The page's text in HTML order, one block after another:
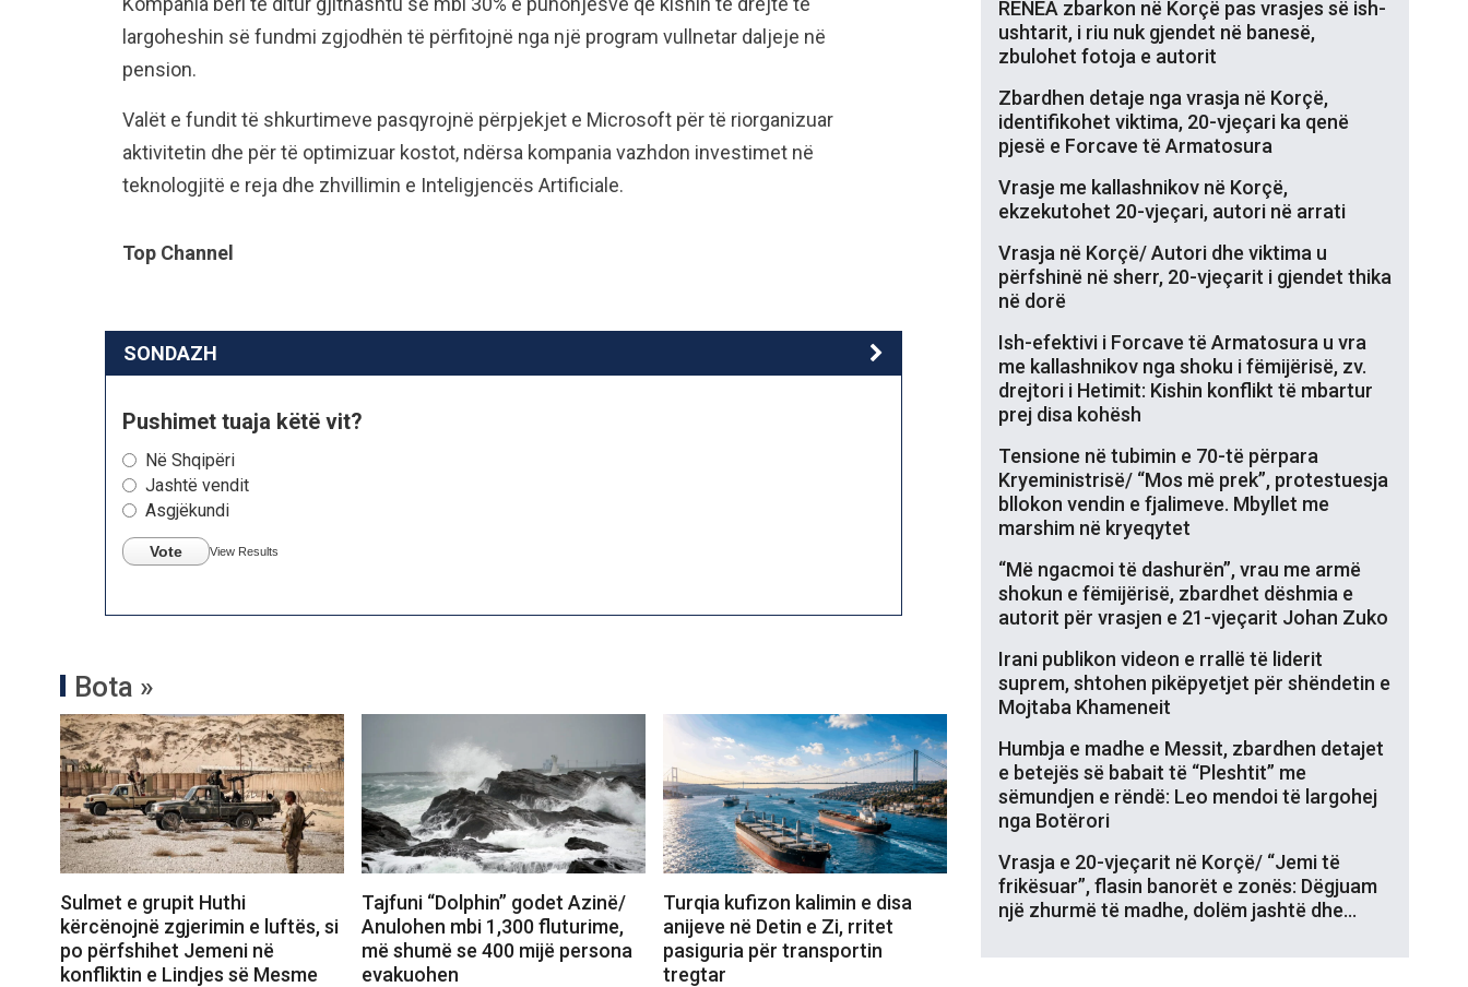
largoheshin së fundmi zgjodhën të përfitojnë nga një program vullnetar daljeje në
pension.
Valët e fundit të shkurtimeve pasqyrojnë përpjekjet e Microsoft për të riorganizuar
aktivitetin dhe për të optimizuar kostot, ndërsa kompania vazhdon investimet në
teknologjitë e reja dhe zhvillimin e Inteligjencës Artificiale.
Top Channel
SONDAZH
Pushimet tuaja këtë vit?
Në Shqipëri
Jashtë vendit
Asgjëkundi
Vote View Results
Bota »
Sulmet e grupit Huthi
kërcënojnë zgjerimin e luftës, si
po përfshihet Jemeni në
konfliktin e Lindjes së Mesme
Tajfuni “Dolphin” godet Azinë/
Anulohen mbi 1,300 fluturime,
më shumë se 400 mijë persona
evakuohen
Turqia kufizon kalimin e disa
anijeve në Detin e Zi, rritet
pasiguria për transportin
tregtar
RENEA zbarkon në Korçë pas vrasjes së ish-
ushtarit, i riu nuk gjendet në banesë,
zbulohet fotoja e autorit
Zbardhen detaje nga vrasja në Korçë,
identifikohet viktima, 20-vjeçari ka qenë
pjesë e Forcave të Armatosura
Vrasje me kallashnikov në Korçë,
ekzekutohet 20-vjeçari, autori në arrati
Vrasja në Korçë/ Autori dhe viktima u
përfshinë në sherr, 20-vjeçarit i gjendet thika
në dorë
Ish-efektivi i Forcave të Armatosura u vra
me kallashnikov nga shoku i fëmijërisë, zv.
drejtori i Hetimit: Kishin konflikt të mbartur
prej disa kohësh
Tensione në tubimin e 70-të përpara
Kryeministrisë/ “Mos më prek”, protestuesja
bllokon vendin e fjalimeve. Mbyllet me
marshim në kryeqytet
“Më ngacmoi të dashurën”, vrau me armë
shokun e fëmijërisë, zbardhet dëshmia e
autorit për vrasjen e 21-vjeçarit Johan Zuko
Irani publikon videon e rrallë të liderit
suprem, shtohen pikëpyetjet për shëndetin e
Mojtaba Khameneit
Humbja e madhe e Messit, zbardhen detajet
e betejës së babait të “Pleshtit” me
sëmundjen e rëndë: Leo mendoi të largohej
nga Botërori
Vrasja e 20-vjeçarit në Korçë/ “Jemi të
frikësuar”, flasin banorët e zonës: Dëgjuam
një zhurmë të madhe, dolëm jashtë dhe…